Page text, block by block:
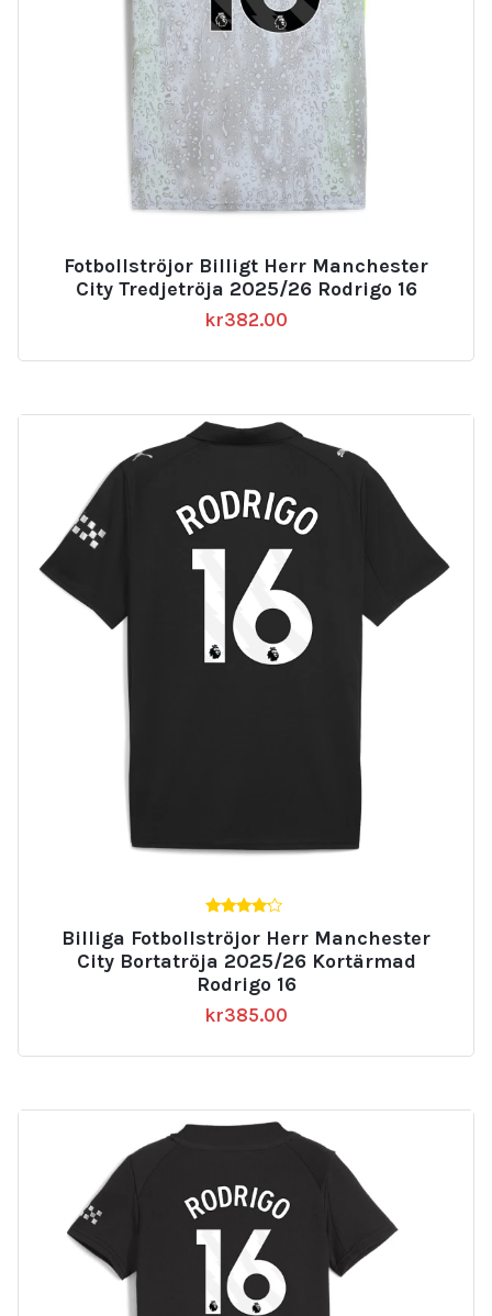
Fotbollströjor Billigt Herr Manchester
City Tredjetröja 2025/26 Rodrigo 16
kr382.00
av 5
Billiga Fotbollströjor Herr Manchester
City Bortatröja 2025/26 Kortärmad
Rodrigo 16
kr385.00